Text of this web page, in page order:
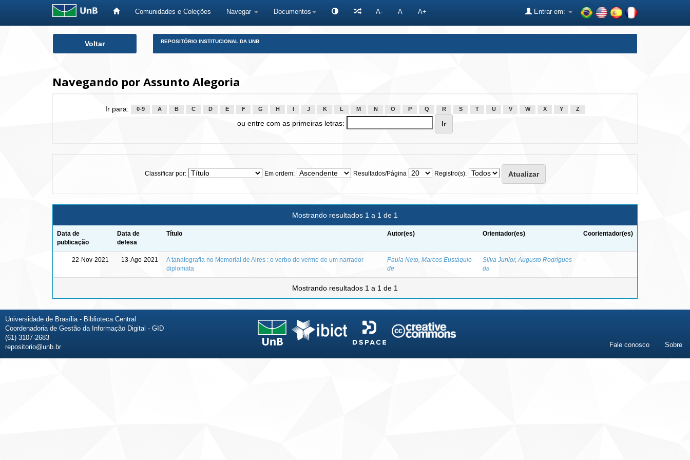
Comunidades e Coleções Navegar Documentos A- A A+ Entrar em:
Voltar REPOSITÓRIO INSTITUCIONAL DA UNB
Navegando por Assunto Alegoria
Ir para: 0-9 A B C D E F G H J K L M N O P Q R S T U V W X Y Z
ou entre com as primeiras letras:
Classificar por: Em ordem: Resultados/Página Registro(s):
Mostrando resultados 1 a 1 de 1
Data de
publicação
Data de
defesa
Título Autor(es) Orientador(es) Coorientador(es)
22-Nov-2021 13-Ago-2021
A tanatografia no Memorial de Aires : o verbo do verme de um narrador
diplomata
Paula Neto, Marcos Eustáquio
de
Silva Junior, Augusto Rodrigues
da
-
Mostrando resultados 1 a 1 de 1
Universidade de Brasília - Biblioteca Central
Coordenadoria de Gestão da Informação Digital - GID
(61) 3107-2683
repositorio@unb.br
Fale conosco Sobre